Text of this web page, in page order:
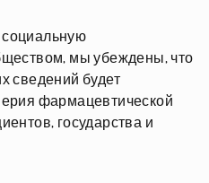
мы убеждены, что
сведений будет
фармацевтической
государства и